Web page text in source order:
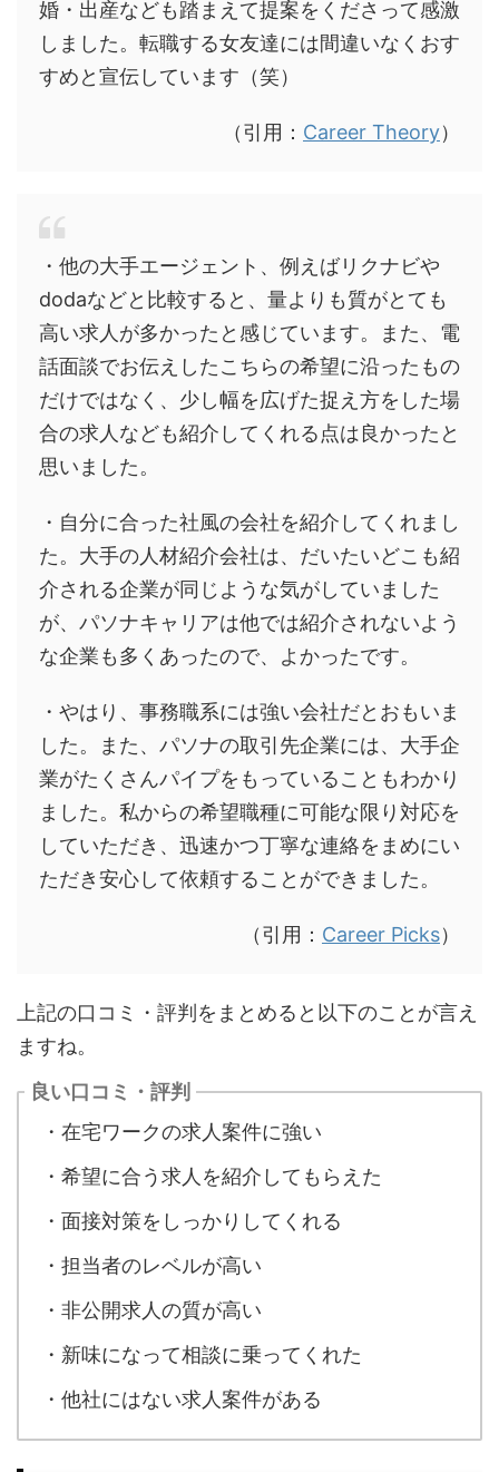
婚・出産なども踏まえて提案をくださって感激
しました。転職する女友達には間違いなくおす
すめと宣伝しています（笑）
（引用： Career Theory）
・他の大手エージェント、例えばリクナビや
dodaなどと比較すると、量よりも質がとても
高い求人が多かったと感じています。また、電
話面談でお伝えしたこちらの希望に沿ったもの
だけではなく、少し幅を広げた捉え方をした場
合の求人なども紹介してくれる点は良かったと
思いました。
・自分に合った社風の会社を紹介してくれまし
た。大手の人材紹介会社は、だいたいどこも紹
介される企業が同じような気がしていました
が、パソナキャリアは他では紹介されないよう
な企業も多くあったので、よかったです。
・やはり、事務職系には強い会社だとおもいま
した。また、パソナの取引先企業には、大手企
業がたくさんパイプをもっていることもわかり
ました。私からの希望職種に可能な限り対応を
していただき、迅速かつ丁寧な連絡をまめにい
ただき安心して依頼することができました。
（引用： Career Picks）
上記の口コミ・評判をまとめると以下のことが言え
ますね。
良い口コミ・評判
・在宅ワークの求人案件に強い
・希望に合う求人を紹介してもらえた
・面接対策をしっかりしてくれる
・担当者のレベルが高い
・非公開求人の質が高い
・新味になって相談に乗ってくれた
・他社にはない求人案件がある